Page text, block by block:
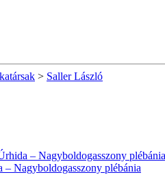
> Saller László
– Nagyboldogasszony plébánia
– Nagyboldogasszony plébánia